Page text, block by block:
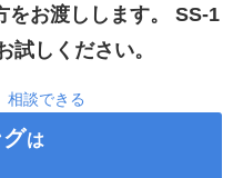
お渡しします。
SS-1
試しください。
相談できる
は